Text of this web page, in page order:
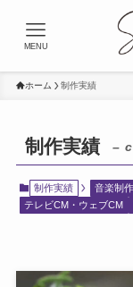
MENU
ホーム 制作実績
制作実績 –
制作実績 音楽制
テレビCM・ウェブCM